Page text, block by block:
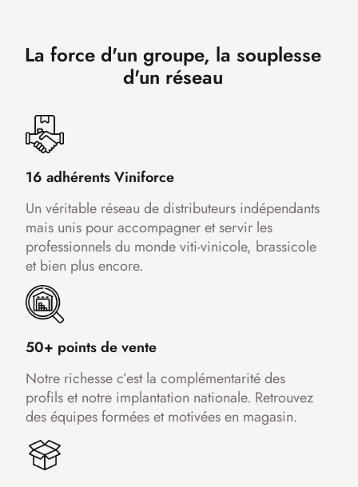
La force d'un groupe, la souplesse
d'un réseau
16 adhérents Viniforce
Un véritable réseau de distributeurs indépendants
mais unis pour accompagner et servir les
professionnels du monde viti-vinicole, brassicole
et bien plus encore.
50+ points de vente
Notre richesse c’est la complémentarité des
profils et notre implantation nationale. Retrouvez
des équipes formées et motivées en magasin.